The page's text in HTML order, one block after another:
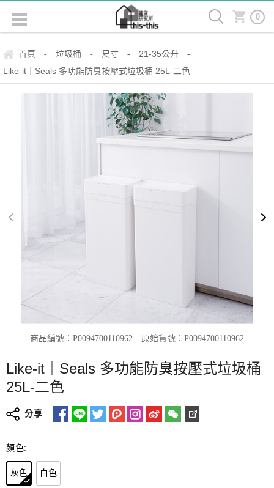
0
首頁 - 垃圾桶 - 尺寸 - 21-35公升 -
Like-it｜Seals 多功能防臭按壓式垃圾桶 25L-二色
商品編號：P0094700110962 原始貨號：P0094700110962
Like-it｜Seals 多功能防臭按壓式垃圾桶
25L-二色
分享
顏色:
灰色 白色